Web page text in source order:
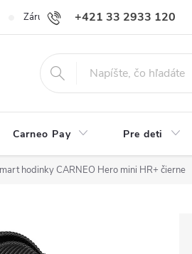
+421 33 2933 120
Záručný a pozáručný servis Carneo
Carneo Pay Pre deti
hodinky CARNEO Hero mini HR+ čierne